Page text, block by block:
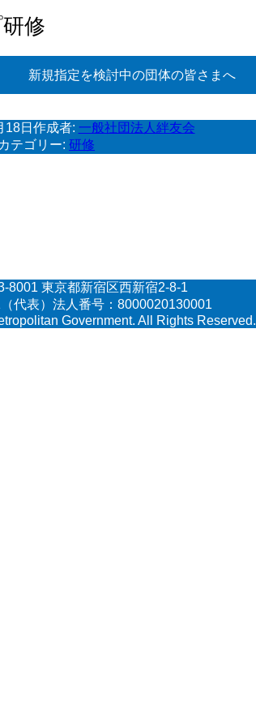
修
新規指定を検討中の団体の皆さまへ
18日 作成者: 一般社団法人絆友会
カテゴリー: 研修
8001 東京都新宿区西新宿2-8-1
代表）法人番号：8000020130001
Government. All Rights Reserved.